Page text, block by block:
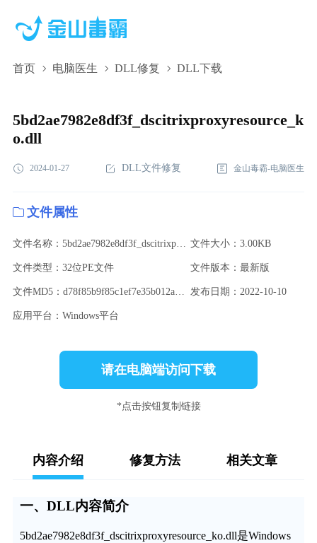
首页 电脑医生 DLL修复 DLL下载
5bd2ae7982e8df3f_dscitrixproxyresource_k
o.dll
2024-01-27 DLL文件修复 金山毒霸-电脑医生
文件属性
文件名称：5bd2ae7982e8df3f_dscitrixproxyresource_ko.dll 文件大小：3.00KB
文件类型：32位PE文件 文件版本：最新版
文件MD5：d78f85b9f85c1ef7e35b012a535e220a 发布日期：2022-10-10
应用平台：Windows平台
请在电脑端访问下载
*点击按钮复制链接
内容介绍 修复方法 相关文章
一、DLL内容简介
5bd2ae7982e8df3f_dscitrixproxyresource_ko.dll是Windows